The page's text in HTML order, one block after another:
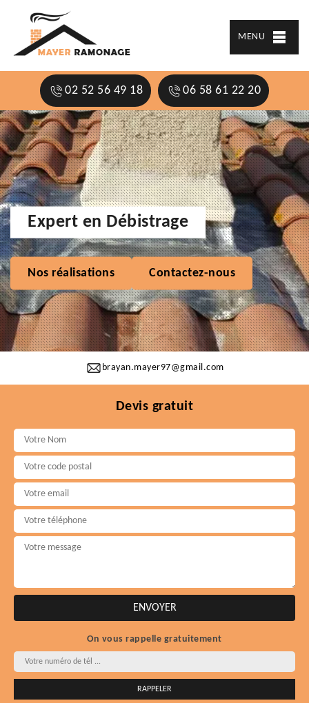
MENU
02 52 56 49 18 06 58 61 22 20
brayan.mayer97@gmail.com
Expert en Débistrage
Nos réalisations Contactez-nous
Devis gratuit
On vous rappelle gratuitement